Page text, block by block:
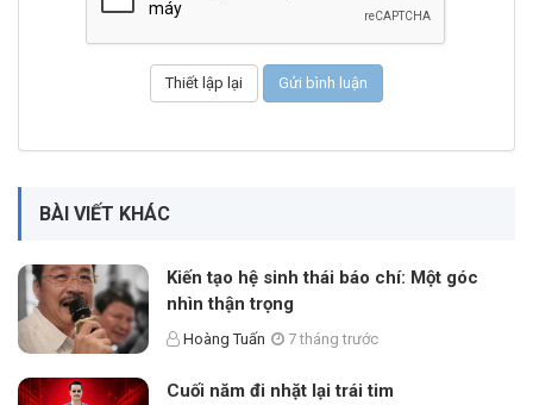
BÀI VIẾT KHÁC
Kiến tạo hệ sinh thái báo chí: Một góc
nhìn thận trọng
Hoàng Tuấn 7 tháng trước
Cuối năm đi nhặt lại trái tim